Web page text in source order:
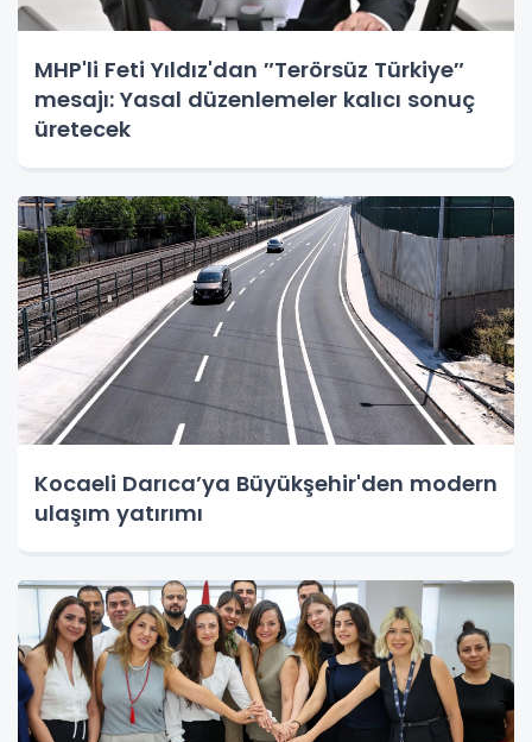
MHP'li Feti Yıldız'dan ″Terörsüz Türkiye″
mesajı: Yasal düzenlemeler kalıcı sonuç
üretecek
Kocaeli Darıca’ya Büyükşehir'den modern
ulaşım yatırımı